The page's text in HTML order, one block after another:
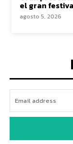
el gran
agosto 5, 2026